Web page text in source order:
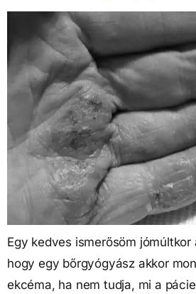
Egy kedves ismerősöm
hogy egy bőrgyógyász akkor
ekcéma, ha nem tudja, mi a